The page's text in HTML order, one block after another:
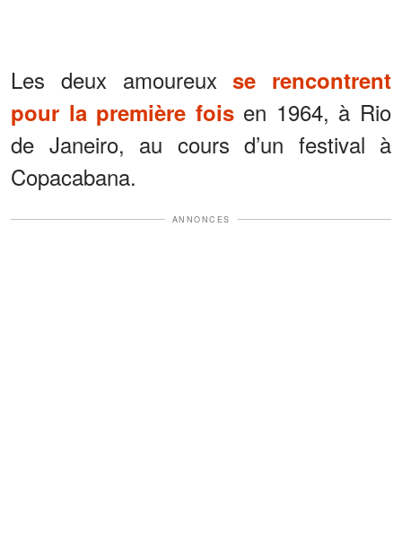
Les deux amoureuxse rencontrent
pour la première foisen 1964, à Rio
de Janeiro, au cours d’un festival à
Copacabana.
ANNONCES